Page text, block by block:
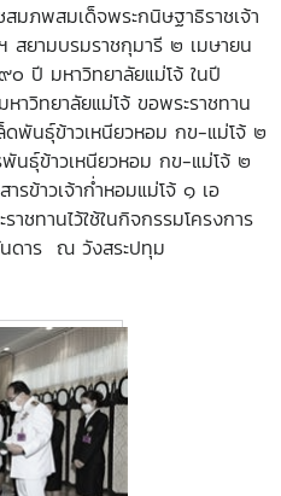
สมภพสมเด็จพระกนิษฐาธิราชเจ้า
สยามบรมราชกุมารี ๒ เมษายน
ปี มหาวิทยาลัยแม่โจ้ ในปี
วิทยาลัยแม่โจ้ ขอพระราชทาน
ดพันธุ์ข้าวเหนียวหอม กข-แม่โจ้ ๒
นธุ์ข้าวเหนียวหอม กข-แม่โจ้ ๒
รข้าวเจ้าก่ำหอมแม่โจ้ ๑ เอ
ชทานไว้ใช้ในกิจกรรมโครงการ
ดาร ณ วังสระปทุม